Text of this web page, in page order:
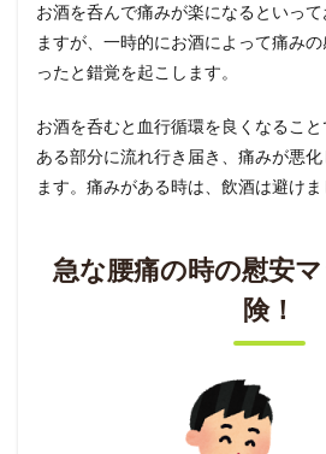
お酒を呑んで痛みが楽になるといっ
ますが、一時的にお酒によって痛み
ったと錯覚を起こします。
お酒を呑むと血行循環を良くなるこ
ある部分に流れ行き届き、痛みが悪
ます。痛みがある時は、飲酒は避けま
急な腰痛の時の慰安
険！